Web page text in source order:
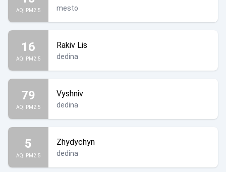
AQI PM2.5 mesto
16
AQI PM2.5
Rakiv Lis
dedina
79
AQI PM2.5
Vyshniv
dedina
5
AQI PM2.5
Zhydychyn
dedina